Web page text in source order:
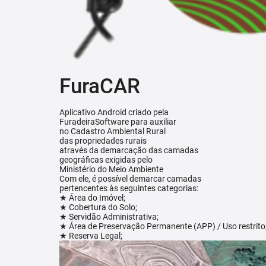
FuraCAR
Aplicativo Android criado pela
FuradeiraSoftware para auxiliar
no Cadastro Ambiental Rural
das propriedades rurais
através da demarcação das camadas
geográficas exigidas pelo
Ministério do Meio Ambiente
Com ele, é possível demarcar camadas
pertencentes às seguintes categorias:
★ Área do Imóvel;
★ Cobertura do Solo;
★ Servidão Administrativa;
★ Área de Preservação Permanente (APP) / Uso
★ Reserva Legal;